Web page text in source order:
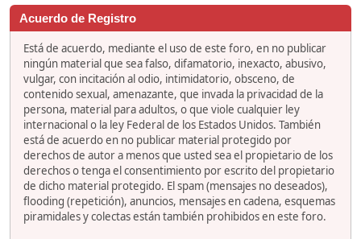
Acuerdo de Registro
Está de acuerdo, mediante el uso de este foro, en no publicar
ningún material que sea falso, difamatorio, inexacto, abusivo,
vulgar, con incitación al odio, intimidatorio, obsceno, de
contenido sexual, amenazante, que invada la privacidad de la
persona, material para adultos, o que viole cualquier ley
internacional o la ley Federal de los Estados Unidos. También
está de acuerdo en no publicar material protegido por
derechos de autor a menos que usted sea el propietario de los
derechos o tenga el consentimiento por escrito del propietario
de dicho material protegido. El spam (mensajes no deseados),
flooding (repetición), anuncios, mensajes en cadena, esquemas
piramidales y colectas están también prohibidos en este foro.